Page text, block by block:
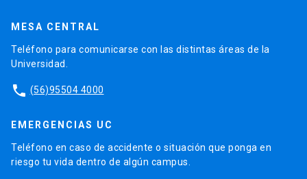
MESA CENTRAL
Teléfono para comunicarse con las distintas áreas de la
Universidad.
phone (56)95504 4000
EMERGENCIAS UC
Teléfono en caso de accidente o situación que ponga en
riesgo tu vida dentro de algún campus.